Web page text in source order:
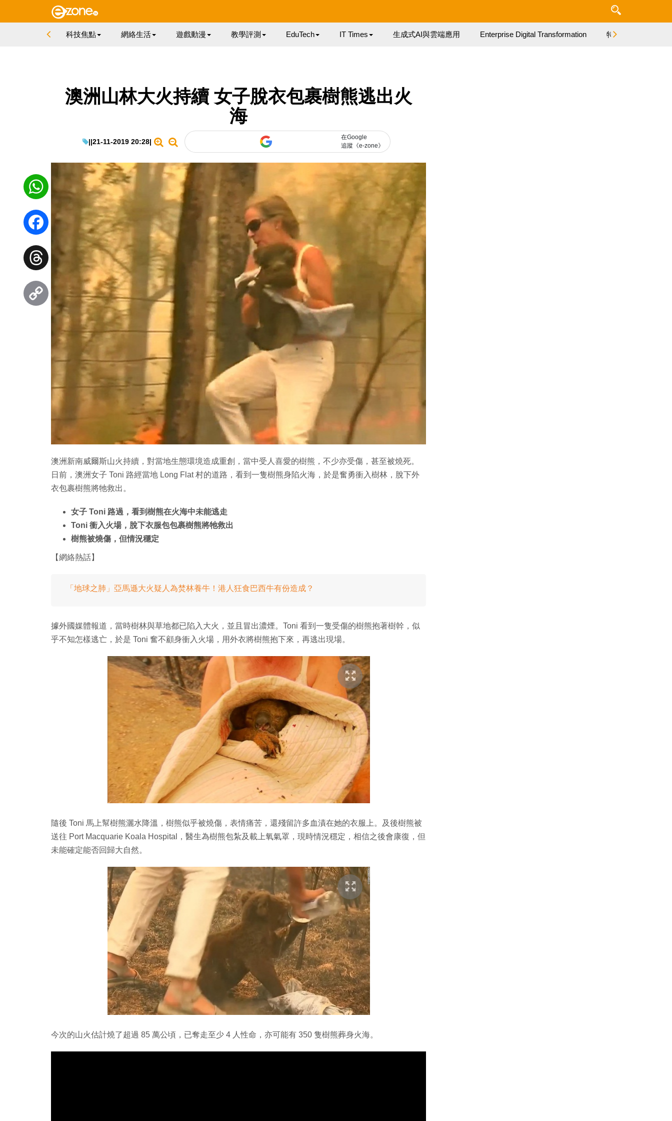
科技焦點 網絡生活 遊戲動漫 教學評測 EduTech IT Times 生成式AI與雲端應用 Enterprise Digital Transformation 特集
澳洲山林大火持續 女子脫衣包裹樹熊逃出火
海
||21-11-2019 20:28|
在Google
追蹤《e-zone》
澳洲新南威爾斯山火持續，對當地生態環境造成重創，當中受人喜愛的樹熊，不少亦受傷，甚至被燒死。
日前，澳洲女子 Toni 路經當地 Long Flat 村的道路，看到一隻樹熊身陷火海，於是奮勇衝入樹林，脫下外
衣包裹樹熊將牠救出。
女子 Toni 路過，看到樹熊在火海中未能逃走
Toni 衝入火場，脫下衣服包包裹樹熊將牠救出
樹熊被燒傷，但情況穩定
【網絡熱話】
「地球之肺」亞馬遜大火疑人為焚林養牛！港人狂食巴西牛有份造成？
據外國媒體報道，當時樹林與草地都已陷入大火，並且冒出濃煙。Toni 看到一隻受傷的樹熊抱著樹幹，似
乎不知怎樣逃亡，於是 Toni 奮不顧身衝入火場，用外衣將樹熊抱下來，再逃出現場。
隨後 Toni 馬上幫樹熊灑水降溫，樹熊似乎被燒傷，表情痛苦，還殘留許多血漬在她的衣服上。及後樹熊被
送往 Port Macquarie Koala Hospital，醫生為樹熊包紮及載上氧氣罩，現時情況穩定，相信之後會康復，但
未能確定能否回歸大自然。
今次的山火估計燒了超過 85 萬公頃，已奪走至少 4 人性命，亦可能有 350 隻樹熊葬身火海。
WhatsApp
Facebook
Threads
Link